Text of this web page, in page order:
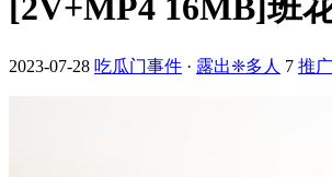
2023-07-28 吃瓜门事件 · 露出❈多人 7 推广